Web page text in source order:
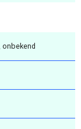
onbekend